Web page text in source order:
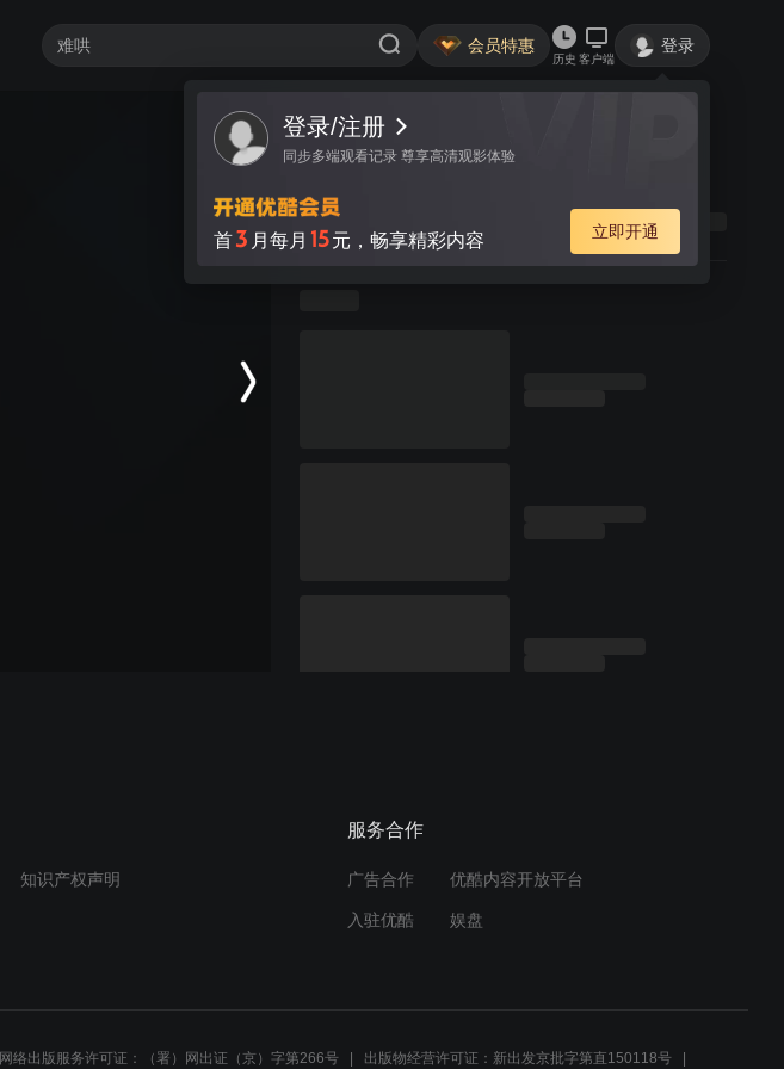
会员特惠
历史 客户端
登录
登录/注册
同步多端观看记录 尊享高清观影体验
首3 月每月 15元，畅享精彩内容 立即开通
知识产权声明
服务合作
广告合作 优酷内容开放平台
入驻优酷 娱盘
网络出版服务许可证：（署）网出证（京）字第266号 出版物经营许可证：新出发京批字第直150118号